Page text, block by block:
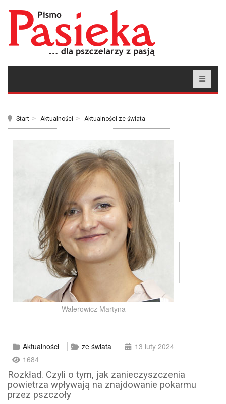
Start Aktualności Aktualności ze świata
Walerowicz Martyna
Aktualności ze świata
13 luty 2024
1684
Rozkład. Czyli o tym, jak zanieczyszczenia
powietrza wpływają na znajdowanie pokarmu
przez pszczoły